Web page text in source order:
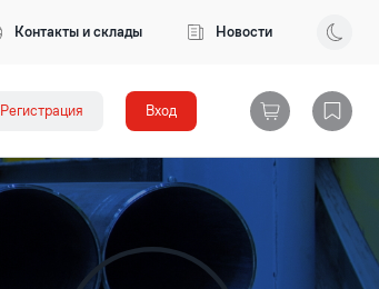
Контакты и склады Новости
Регистрация Вход